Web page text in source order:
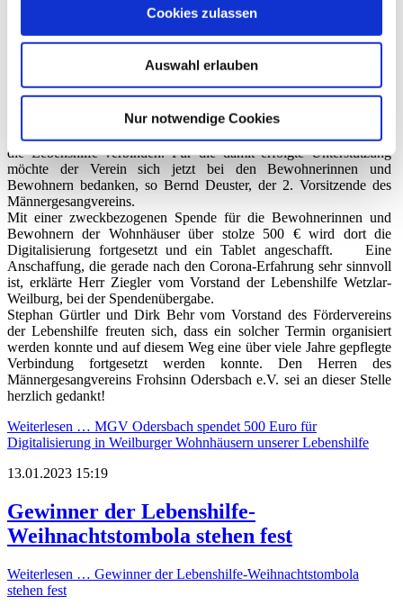
Cookies zulassen
Auswahl erlauben
Nur notwendige Cookies
später haben sich die Verantwortlichen entschieden, den Verein
zum Jahresende 2023 aufzulösen. Zu gering ist inzwischen die Zahl
der aktiven Sänger und zu hoch ist deren Durchschnittsalter.
noch einmal Frohsinn verbreiten und etwas Gutes tun. Viele Jahre
hat der Verein am 1.Mai in Odersbach sein Frühlingsfest
und Bewohnern der Wohnhäuser der Lebenshilfe in Weilburg
besucht. Dies ist einer der vielen Bezugspunkte, die den Verein und
die Lebenshilfe verbinden. Für die damit erfolgte Unterstützung
möchte der Verein sich jetzt bei den Bewohnerinnen und
Bewohnern bedanken, so Bernd Deuster, der 2. Vorsitzende des
Männergesangvereins.
Mit einer zweckbezogenen Spende für die Bewohnerinnen und
Bewohnern der Wohnhäuser über stolze 500 € wird dort die
Digitalisierung fortgesetzt und ein Tablet angeschafft. Eine
Anschaffung, die gerade nach den Corona-Erfahrung sehr sinnvoll
ist, erklärte Herr Ziegler vom Vorstand der Lebenshilfe Wetzlar-
Weilburg, bei der Spendenübergabe.
Stephan Gürtler und Dirk Behr vom Vorstand des Fördervereins
der Lebenshilfe freuten sich, dass ein solcher Termin organisiert
werden konnte und auf diesem Weg eine über viele Jahre gepflegte
Verbindung fortgesetzt werden konnte. Den Herren des
Männergesangvereins Frohsinn Odersbach e.V. sei an dieser Stelle
herzlich gedankt!
Weiterlesen … MGV Odersbach spendet 500 Euro für
Digitalisierung in Weilburger Wohnhäusern unserer Lebenshilfe
13.01.2023 15:19
Gewinner der Lebenshilfe-
Weihnachtstombola stehen fest
Weiterlesen … Gewinner der Lebenshilfe-Weihnachtstombola
stehen fest